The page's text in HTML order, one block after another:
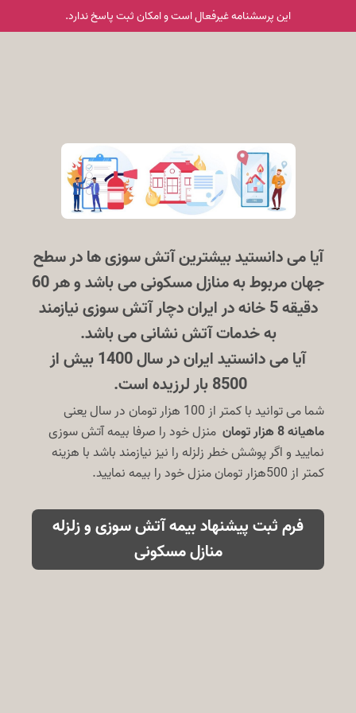
این پرسشنامه غیر‌فعال است و امکان ثبت پاسخ ندارد.
آیا می دانستید بیشترین آتش سوزی ها در سطح
جهان مربوط به منازل مسکونی می باشد و هر 60
دقیقه 5 خانه در ایران دچار آتش سوزی نیازمند
به خدمات آتش نشانی می باشد.
آیا می دانستید ایران در سال 1400 بیش از
8500 بار لرزیده است.
شما می توانید با کمتر از 100 هزار تومان در سال یعنی
ماهیانه 8 هزار تومان
منزل خود را صرفا بیمه آتش سوزی
نمایید و اگر پوشش خطر زلزله را نیز نیازمند باشد با هزینه
کمتر از 500هزار تومان منزل خود را بیمه نمایید.
فرم ثبت پیشنهاد بیمه آتش سوزی و زلزله
منازل مسکونی